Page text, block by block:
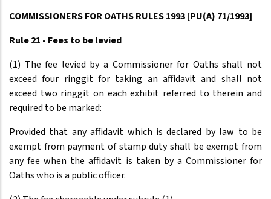
COMMISSIONERS FOR OATHS RULES 1993 [PU(A) 71/1993]
Rule 21 - Fees to be levied
(1) The fee levied by a Commissioner for Oaths shall not
exceed four ringgit for taking an affidavit and shall not
exceed two ringgit on each exhibit referred to therein and
required to be marked:
Provided that any affidavit which is declared by law to be
exempt from payment of stamp duty shall be exempt from
any fee when the affidavit is taken by a Commissioner for
Oaths who is a public officer.